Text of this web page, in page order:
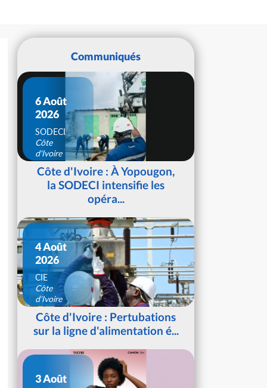
Communiqués
6 Août
2026
SODECI
Côte
d'Ivoire
Côte d'Ivoire : À Yopougon,
la SODECI intensifie les
opéra...
4 Août
2026
CIE
Côte
d'Ivoire
Côte d'Ivoire : Pertubations
sur la ligne d'alimentation é...
3 Août